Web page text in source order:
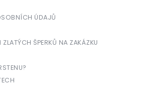
ÚDAJŮ
ŠPERKŮ NA ZAKÁZKU